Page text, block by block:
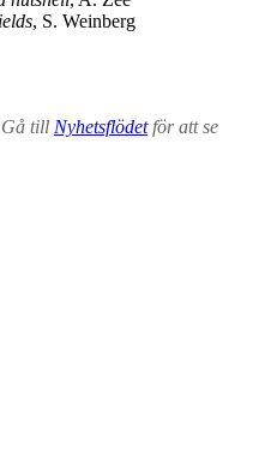
, S. Weinberg
Gå till Nyhetsflödetför att se